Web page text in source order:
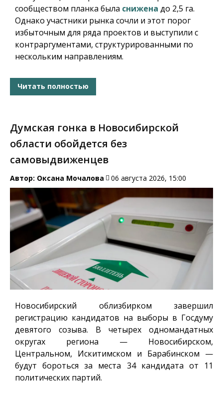
сообществом планка была снижена до 2,5 га.
Однако участники рынка сочли и этот порог
избыточным для ряда проектов и выступили с
контраргументами, структурированными по
нескольким направлениям.
Читать полностью
Думская гонка в Новосибирской
области обойдется без
самовыдвиженцев
Автор: Оксана Мочалова 06 августа 2026, 15:00
Новосибирский облизбирком завершил
регистрацию кандидатов на выборы в Госдуму
девятого созыва. В четырех одномандатных
округах региона — Новосибирском,
Центральном, Искитимском и Барабинском —
будут бороться за места 34 кандидата от 11
политических партий.